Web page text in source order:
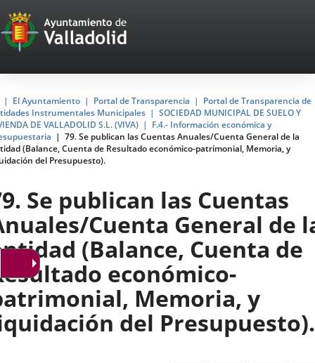
Portal
Web
del
Ayuntamiento
de
Valladolid
El Ayuntamiento Portal de Transparencia
Portal de Transparencia de
Instrumentales Municipales
SOCIEDAD MUNICIPAL DE SUELO Y
DE VALLADOLID S.L. (VIVA)
F.4.- Información económica y
79. Se publican las Cuentas Anuales/Cuenta General de la
(Balance, Cuenta de Resultado económico-patrimonial, Memoria, y
del Presupuesto).
Se publican las Cuentas
Cuenta General de
(Balance, Cuenta de
económico-
Memoria, y
del Presupuesto).